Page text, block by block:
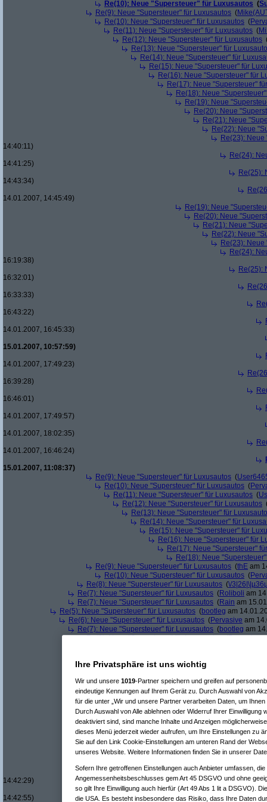
Re(10): Neue "Supersteuer" für Luxusautos (
Re(9): Neue "Supersteuer" für Luxusautos (
Re(10): Neue "Supersteuer" für Luxusautos (
Re(11): Neue "Supersteuer" für Luxusautos (
Re(12): Neue "Supersteuer" für Luxusautos
Re(13): Neue "Supersteuer" für
Re(14): Neue "Supersteuer" für
Re(15): Neue "Supersteuer" für
Re(16): Neue "Supersteuer" für
Re(17): Neue "Supersteuer"
Re(18): Neue
Re(19): Neue
Re(20): Neue
Re(21): Neue
Re(22): Neue
Re(23):
14:40:11)
Re(24):
14:41:25)
Re(25):
14:43:34)
14.01.2007, 14:45:49)
Re(19): Neue
Re(20): Neue
Re(21): Neue
Re(22): Neue
Re(23):
Re(24):
16:19:38)
Re(25):
16:32:01)
16:33:33)
16:43:22)
14.01.2007, 16:45:33)
15.01.2007, 10:57:59)
14.01.2007, 17:49:23)
16:39:28)
16:46:01)
14.01.2007, 17:49:57)
14.01.2007, 18:02:35)
14.01.2007, 16:46:24)
15.01.2007, 11:08:37)
Re(9): Neue "Supersteuer" für Luxusautos (
Re(10): Neue "Supersteuer" für Luxusautos (
Re(11): Neue "Supersteuer" für Luxusautos (
Re(12): Neue "Supersteuer" für Luxusautos
Re(13): Neue "Supersteuer" für
Re(14): Neue "Supersteuer" für
Re(15): Neue "Supersteuer" für
Re(16): Neue "Supersteuer" für
Re(17): Neue "Supersteuer"
Re(18): Neue
Re(9): Neue "Supersteuer" für Luxusautos (thE am
Re(10): Neue "Supersteuer" für Luxusautos (
Re(8): Neue "Supersteuer" für Luxusautos (\/
Re(7): Neue "Supersteuer" für Luxusautos (Roliboli am
Re(7): Neue "Supersteuer" für Luxusautos (Rain am
Re(5): Neue "Supersteuer" für Luxusautos (bootleg am
Re(6): Neue "Supersteuer" für Luxusautos (Pervasive am
Re(7): Neue "Supersteuer" für Luxusautos (bootleg am
Re(8): Neue "Supersteuer" für Luxusautos(Pervasive
Re(11): Neue "Supersteuer" für Luxusautos
Re(13): Neue "Supersteuer" für
Re(14): Neue "Supersteuer" für
Re(15): Neue "Supersteuer" für
Re(16): Neue "Supersteuer" für
Re(17): Neue "Supersteuer"
Re(18): Neue
Re(19): Neue
Re(20): Neue
Re(21): Neue
Re(23): Neue
14:42:29)
Re(24):
14:42:55)
Ihre Privatsphäre ist uns wichtig
Wir und unsere 1019-Partner speichern und greifen auf
eindeutige Kennungen auf Ihrem Gerät zu. Durch Auswahl von
für die unter „Wir und unsere Partner verarbeiten Daten, um
Durch Auswahl von Alle ablehnen oder Widerruf Ihrer
deaktiviert sind, sind manche Inhalte und Anzeigen
dieses Menü jederzeit wieder aufrufen, um Ihre Einstellungen zu
Sie auf den Link Cookie-Einstellungen am unteren Rand der
unseres Website. Weitere Informationen finden Sie in unserer
Sofern Ihre getroffenen Einstellungen auch Anbieter umfassen,
Angemessenheitsbeschlusses gem Art 45 DSGVO und ohne
so gilt Ihre Einwilligung auch hierfür (Art 49 Abs 1 lit a DSGVO).
die USA. Es besteht insbesondere das Risiko, dass Ihre Daten